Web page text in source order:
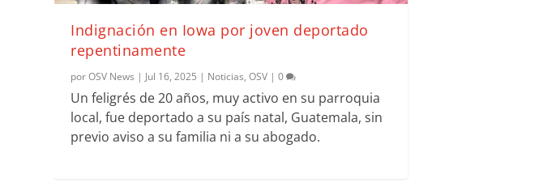
Indignación en Iowa por joven deportado
repentinamente
porOSV News | Jul 16, 2025 | Noticias,OSV |0
Un feligrés de 20 años, muy activo en su parroquia
local, fue deportado a su país natal, Guatemala, sin
previo aviso a su familia ni a su abogado.